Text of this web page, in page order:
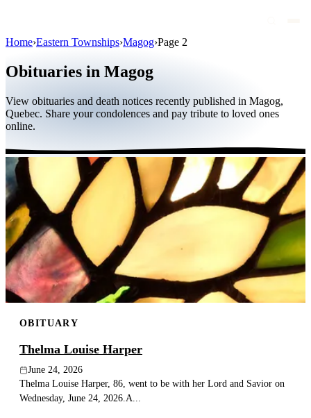
Public figures
Quebec
International
By region
By city
Funeral homes
Eternea
Blog
Search
Home›Eastern Townships›Magog›Page 2
Obituaries in Magog
View obituaries and death notices recently published in Magog,
Quebec. Share your condolences and pay tribute to loved ones
online.
OBITUARY
Thelma Louise Harper
June 24, 2026
Thelma Louise Harper, 86, went to be with her Lord and Savior on
Wednesday, June 24, 2026.A...